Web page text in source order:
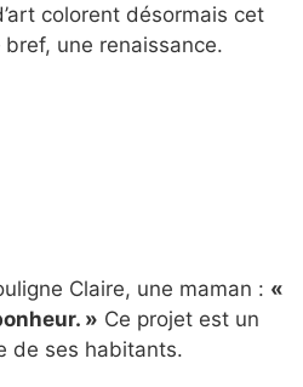
colorent désormais cet
une renaissance.
Claire, une maman : «
» Ce projet est un
de ses habitants.